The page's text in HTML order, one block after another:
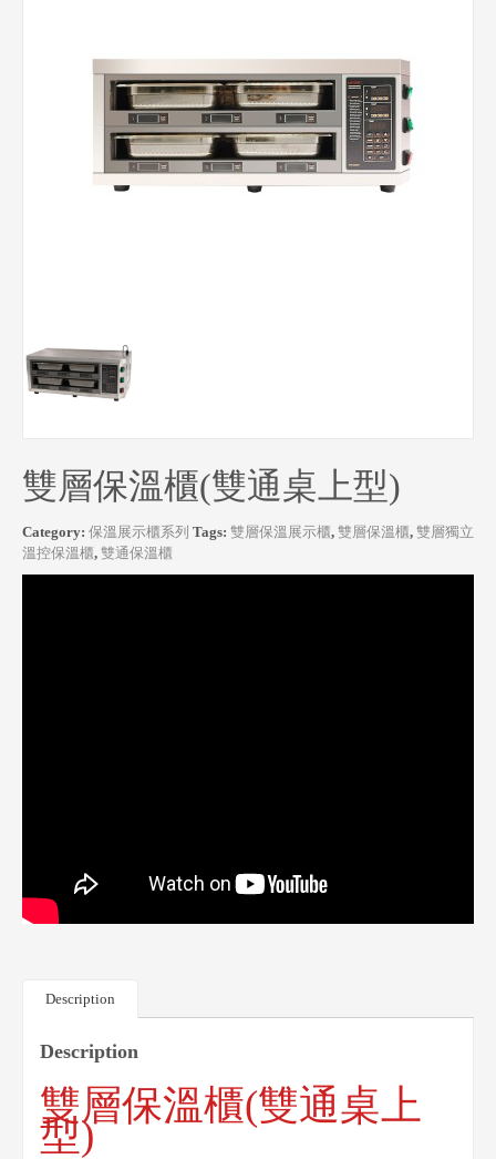
雙層保溫櫃(雙通桌上型)
Category: 保溫展示櫃系列 Tags: 雙層保溫展示櫃, 雙層保溫櫃, 雙層獨立
溫控保溫櫃, 雙通保溫櫃
Description
Description
雙層保溫櫃(雙通桌上
型)